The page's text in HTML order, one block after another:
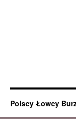
Polscy Łowcy